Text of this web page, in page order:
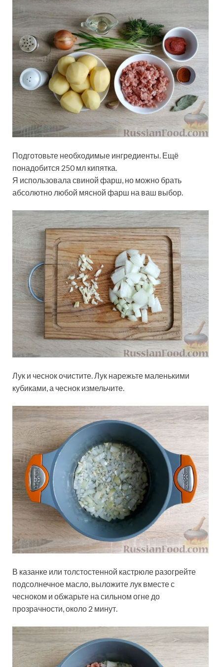
Подготовьте необходимые ингредиенты. Ещё
понадобится 250 мл кипятка.
Я использовала свиной фарш, но можно брать
абсолютно любой мясной фарш на ваш выбор.
Лук и чеснок очистите. Лук нарежьте маленькими
кубиками, а чеснок измельчите.
В казанке или толстостенной кастрюле разогрейте
подсолнечное масло, выложите лук вместе с
чесноком и обжарьте на сильном огне до
прозрачности, около 2 минут.